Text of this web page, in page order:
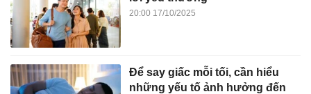
20:00 17/10/2025
Để say giấc mỗi tối, cần hiểu
những yếu tố ảnh hưởng đến